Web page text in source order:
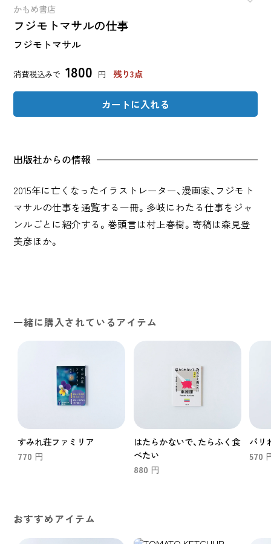
かもめ書店
フジモトマサルの仕事
フジモトマサル
消費税込みで 1800 円 残り3点
カートに入れる
出版社からの情報
2015年に亡くなったイラストレーター、漫画家、フジモト
マサルの仕事を通覧する一冊。多岐にわたる仕事をジャ
ンルごとに紹介する。巻頭言は村上春樹。寄稿は森見登
美彦ほか。
一緒に購入されているアイテム
すみれ荘ファミリア
770 円
はたらかないで、たらふく食
べたい
880 円
パリ
570
おすすめアイテム